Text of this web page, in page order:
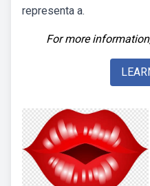
representa a.
For more